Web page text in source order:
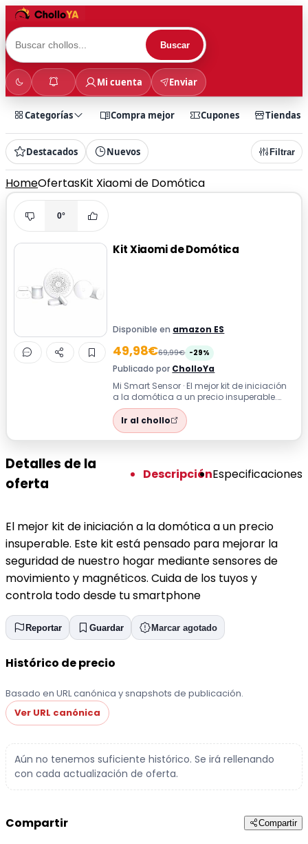
Buscar
Mi cuenta Enviar
Categorías Compra mejor Cupones Tiendas
Destacados Nuevos Filtrar
HomeOfertasKit Xiaomi de Domótica
0°
Kit Xiaomi de Domótica
Disponible en amazon ES
49,98€69,99€ -29%
Publicado por CholloYa
Mi Smart Sensor · El mejor kit de iniciación
a la domótica a un precio insuperable.
Este kit está pensado para mejora...
Ir al chollo
Detalles de la
oferta
DescripciónEspecificaciones
El mejor kit de iniciación a la domótica a un precio
insuperable. Este kit está pensado para mejorar la
seguridad de nuestro hogar mediante sensores de
movimiento y magnéticos. Cuida de los tuyos y
controla todo desde tu smartphone
Reportar Guardar Marcar agotado
Histórico de precio
Basado en URL canónica y snapshots de publicación.
Ver URL canónica
Aún no tenemos suficiente histórico. Se irá rellenando
con cada actualización de oferta.
Compartir Compartir